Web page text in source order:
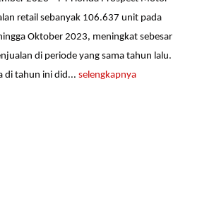
retail sebanyak 106.637 unit pada
Oktober 2023, meningkat sebesar
di periode yang sama tahun lalu.
di tahun ini did...selengkapnya